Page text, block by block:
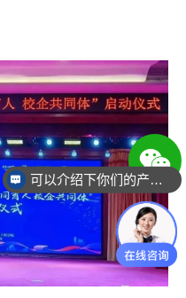
进行了简单的交流。观看企
可以介绍下你们的产品么